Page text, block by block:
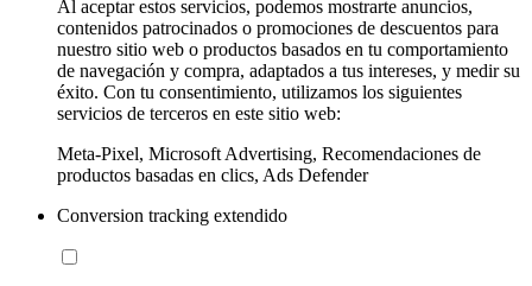
Al aceptar estos servicios, podemos mostrarte anuncios,
contenidos patrocinados o promociones de descuentos para
nuestro sitio web o productos basados en tu comportamiento
de navegación y compra, adaptados a tus intereses, y medir su
éxito. Con tu consentimiento, utilizamos los siguientes
servicios de terceros en este sitio web:
Meta-Pixel, Microsoft Advertising, Recomendaciones de
productos basadas en clics, Ads Defender
Conversion tracking extendido